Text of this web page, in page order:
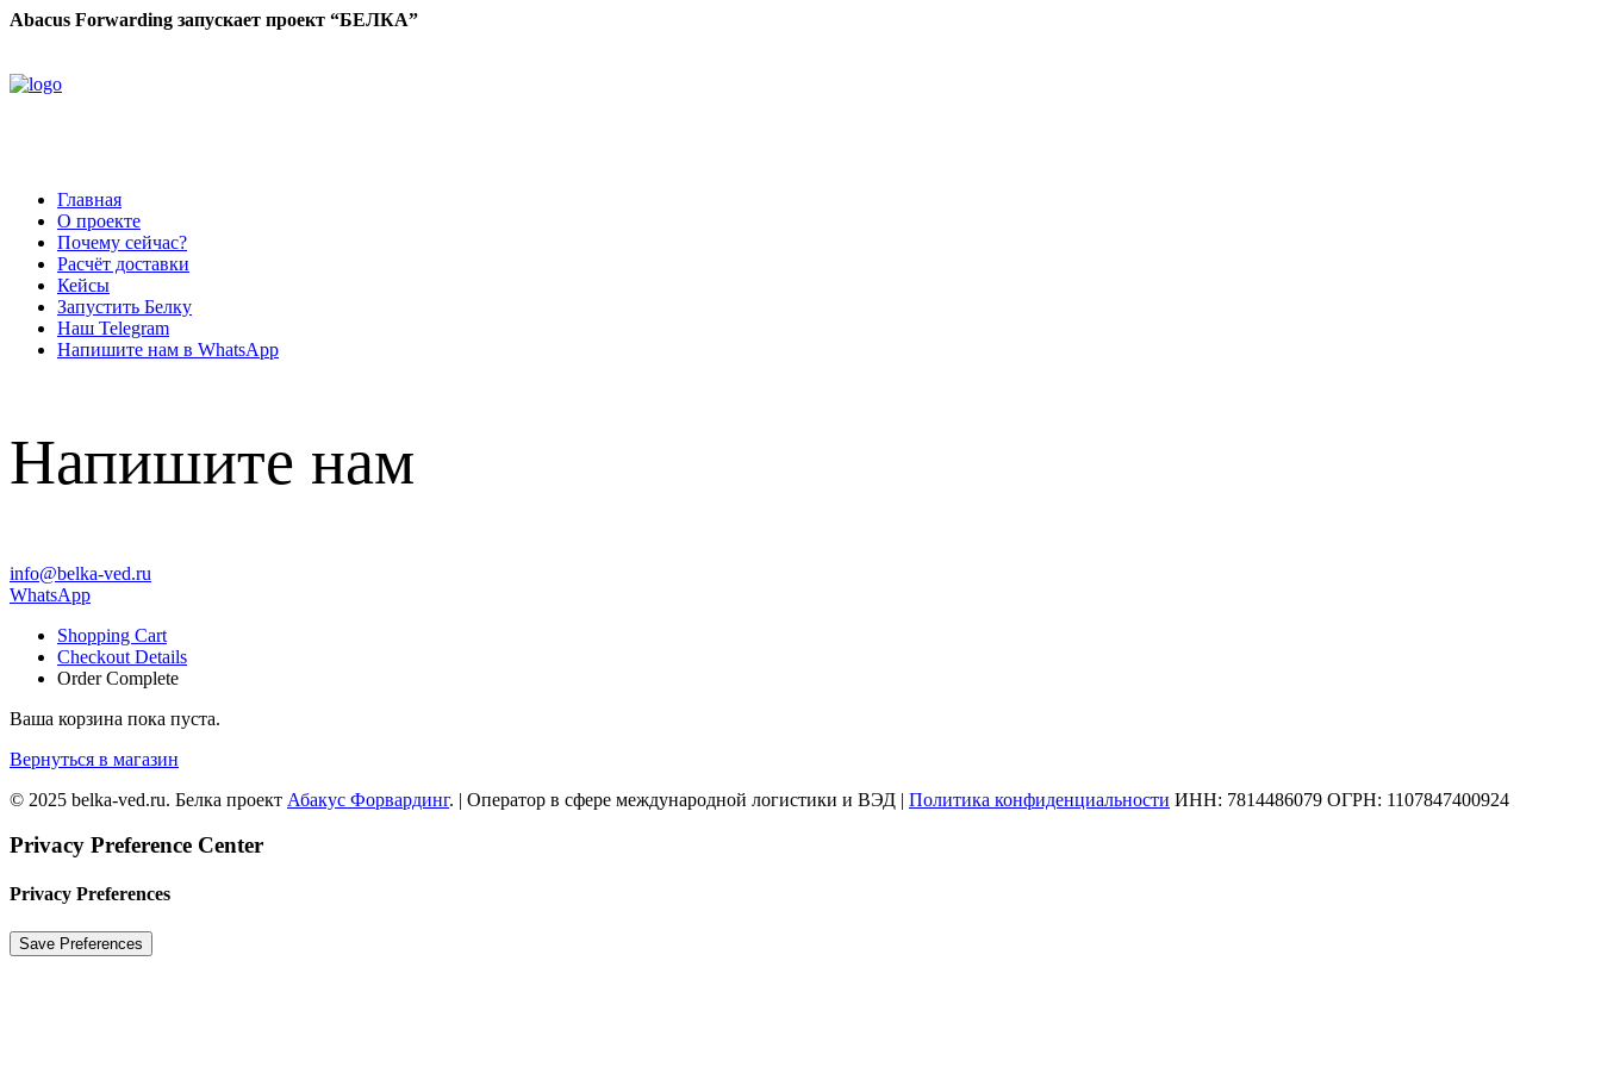
Abacus Forwarding запускает проект “БЕЛКА”
Главная
О проекте
Почему сейчас?
Расчёт доставки
Кейсы
Запустить Белку
Наш Telegram
Напишите нам в WhatsApp
Напишите нам
info@belka-ved.ru
WhatsApp
Shopping Cart
Checkout Details
Order Complete
Ваша корзина пока пуста.
Вернуться в магазин
© 2025 belka-ved.ru. Белка проект Абакус Форвардинг. | Оператор в сфере международной логистики и ВЭД | Политика конфиденциальности ИНН: 7814486079 ОГРН: 1107847400924
Privacy Preference Center
Privacy Preferences